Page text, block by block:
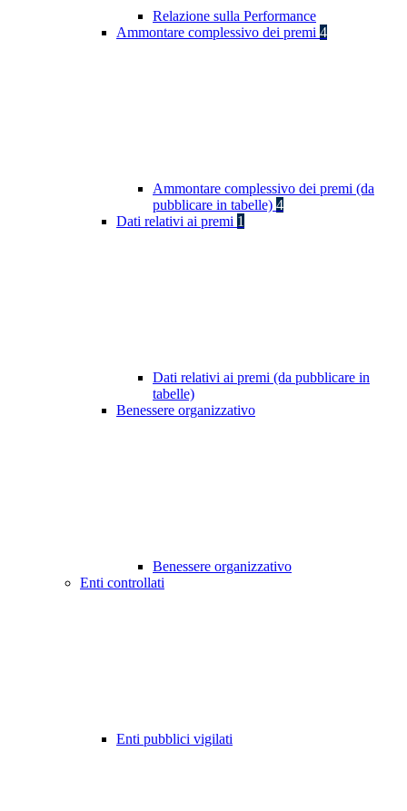
Relazione sulla Performance
Ammontare complessivo dei premi 4
Ammontare complessivo dei premi (da
pubblicare in tabelle) 4
Dati relativi ai premi 1
Dati relativi ai premi (da pubblicare in
tabelle)
Benessere organizzativo
Benessere organizzativo
Enti controllati
Enti pubblici vigilati